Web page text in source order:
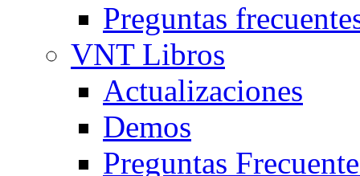
Preguntas
VNT Libros
Actualizaciones
Demos
Preguntas